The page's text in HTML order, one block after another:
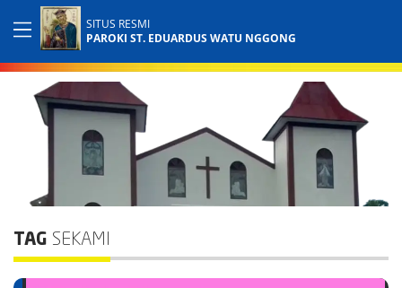
SITUS RESMI
PAROKI ST. EDUARDUS WATU NGGONG
TAG SEKAMI